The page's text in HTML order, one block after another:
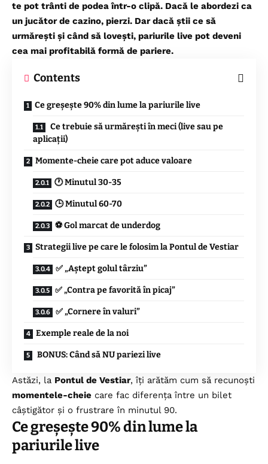
te pot trânti de podea într-o clipă. Dacă le abordezi ca
un jucător de cazino, pierzi. Dar dacă știi ce să
urmărești și când să lovești, pariurile live pot deveni
cea mai profitabilă formă de pariere.
Contents
Ce greșește 90% din lume la pariurile live
Ce trebuie să urmărești în meci (live sau pe
aplicații)
Momente-cheie care pot aduce valoare
🕐 Minutul 30-35
🕒 Minutul 60-70
⚽ Gol marcat de underdog
Strategii live pe care le folosim la Pontul de Vestiar
✅ „Aștept golul târziu”
✅ „Contra pe favorită în picaj”
✅ „Cornere în valuri”
Exemple reale de la noi
BONUS: Când să NU pariezi live
Astăzi, la Pontul de Vestiar, îți arătăm cum să recunoști
momentele-cheie care fac diferența între un bilet
câștigător și o frustrare în minutul 90.
Ce greșește 90% din lume la
pariurile live